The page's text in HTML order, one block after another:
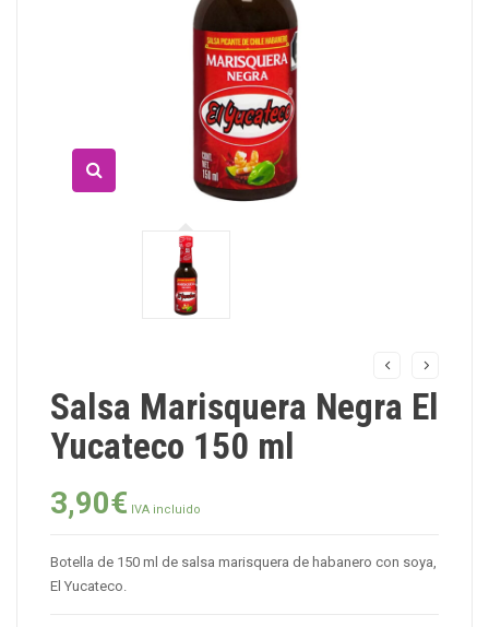
Salsa Marisquera Negra El
Yucateco 150 ml
3,90€ IVA incluido
Botella de 150 ml de salsa marisquera de habanero con soya,
El Yucateco.